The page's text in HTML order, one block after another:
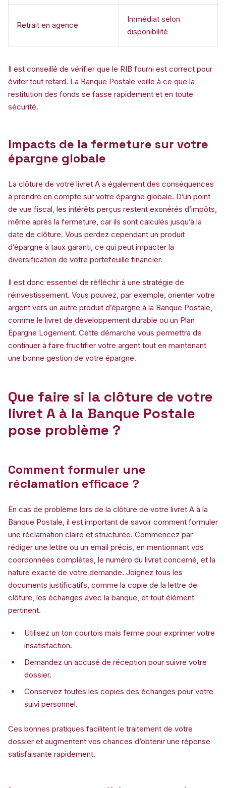
Retrait en agence
Immédiat selon
disponibilité
Il est conseillé de vérifier que le RIB fourni est correct pour
éviter tout retard. La Banque Postale veille à ce que la
restitution des fonds se fasse rapidement et en toute
sécurité.
Impacts de la fermeture sur votre
épargne globale
La clôture de votre livret A a également des conséquences
à prendre en compte sur votre épargne globale. D’un point
de vue fiscal, les intérêts perçus restent exonérés d’impôts,
même après la fermeture, car ils sont calculés jusqu’à la
date de clôture. Vous perdez cependant un produit
d’épargne à taux garanti, ce qui peut impacter la
diversification de votre portefeuille financier.
Il est donc essentiel de réfléchir à une stratégie de
réinvestissement. Vous pouvez, par exemple, orienter votre
argent vers un autre produit d’épargne à la Banque Postale,
comme le livret de développement durable ou un Plan
Épargne Logement. Cette démarche vous permettra de
continuer à faire fructifier votre argent tout en maintenant
une bonne gestion de votre épargne.
Que faire si la clôture de votre
livret A à la Banque Postale
pose problème ?
Comment formuler une
réclamation efficace ?
En cas de problème lors de la clôture de votre livret A à la
Banque Postale, il est important de savoir comment formuler
une réclamation claire et structurée. Commencez par
rédiger une lettre ou un email précis, en mentionnant vos
coordonnées complètes, le numéro du livret concerné, et la
nature exacte de votre demande. Joignez tous les
documents justificatifs, comme la copie de la lettre de
clôture, les échanges avec la banque, et tout élément
pertinent.
Utilisez un ton courtois mais ferme pour exprimer votre
insatisfaction.
Demandez un accusé de réception pour suivre votre
dossier.
Conservez toutes les copies des échanges pour votre
suivi personnel.
Ces bonnes pratiques facilitent le traitement de votre
dossier et augmentent vos chances d’obtenir une réponse
satisfaisante rapidement.